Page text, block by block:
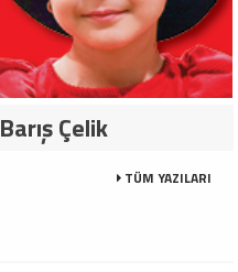
Barış Çelik
TÜM YAZILARI